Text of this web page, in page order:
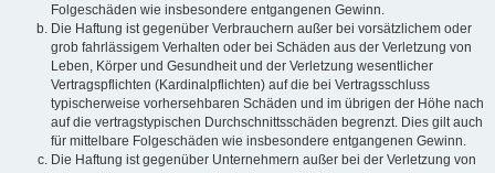
Folgeschäden wie insbesondere entgangenen Gewinn.
Die Haftung ist gegenüber Verbrauchern außer bei vorsätzlichem oder
grob fahrlässigem Verhalten oder bei Schäden aus der Verletzung von
Leben, Körper und Gesundheit und der Verletzung wesentlicher
Vertragspflichten (Kardinalpflichten) auf die bei Vertragsschluss
typischerweise vorhersehbaren Schäden und im übrigen der Höhe nach
auf die vertragstypischen Durchschnittsschäden begrenzt. Dies gilt auch
für mittelbare Folgeschäden wie insbesondere entgangenen Gewinn.
Die Haftung ist gegenüber Unternehmern außer bei der Verletzung von